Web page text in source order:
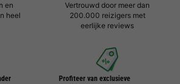
en
heel
Vertrouwd door meer dan
200.000 reizigers met
eerlijke reviews
Profiteer van exclusieve